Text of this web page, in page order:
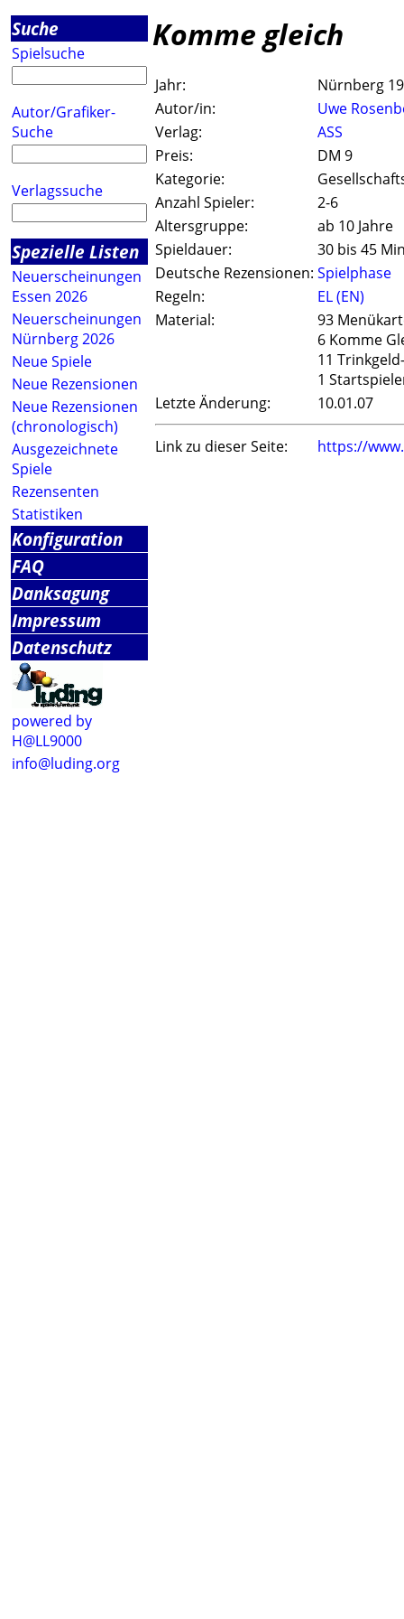
Suche
Spielsuche
Autor/Grafiker-
Suche
Verlagssuche
Spezielle Listen
Neuerscheinungen
Essen 2026
Neuerscheinungen
Nürnberg 2026
Neue Spiele
Neue Rezensionen
Neue Rezensionen
(chronologisch)
Ausgezeichnete
Spiele
Rezensenten
Statistiken
Konfiguration
FAQ
Danksagung
Impressum
Datenschutz
powered by
H@LL9000
info@luding.org
Komme gleich
Jahr:
Nürnberg
Autor/in:
Uwe
Verlag:
ASS
Preis:
DM 9
Kategorie:
Anzahl Spieler:
2-6
Altersgruppe:
ab 10 Jahre
Spieldauer:
30 bis 45
Deutsche Rezensionen: Spielphase
Regeln:
EL (EN)
Material:
93
6 Komme
11
1
Letzte Änderung:
10.01.07
Link zu dieser Seite: https://